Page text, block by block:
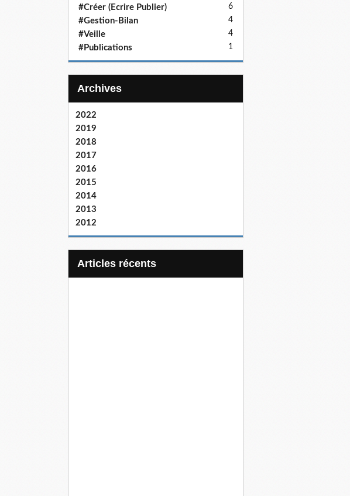
#Créer (Ecrire Publier) 6
#Gestion-Bilan 4
#Veille 4
#Publications 1
Archives
2022
2019
2018
2017
2016
2015
2014
2013
2012
articles récents